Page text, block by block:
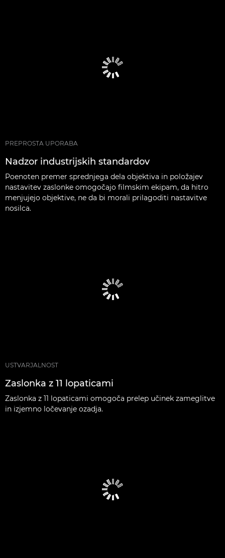
PREPROSTA UPORABA
Nadzor industrijskih standardov
Poenoten premer sprednjega dela objektiva in položajev
nastavitev zaslonke omogočajo filmskim ekipam, da hitro
menjujejo objektive, ne da bi morali prilagoditi nastavitve
nosilca.
USTVARJALNOST
Zaslonka z 11 lopaticami
Zaslonka z 11 lopaticami omogoča prelep učinek zameglitve
in izjemno ločevanje ozadja.